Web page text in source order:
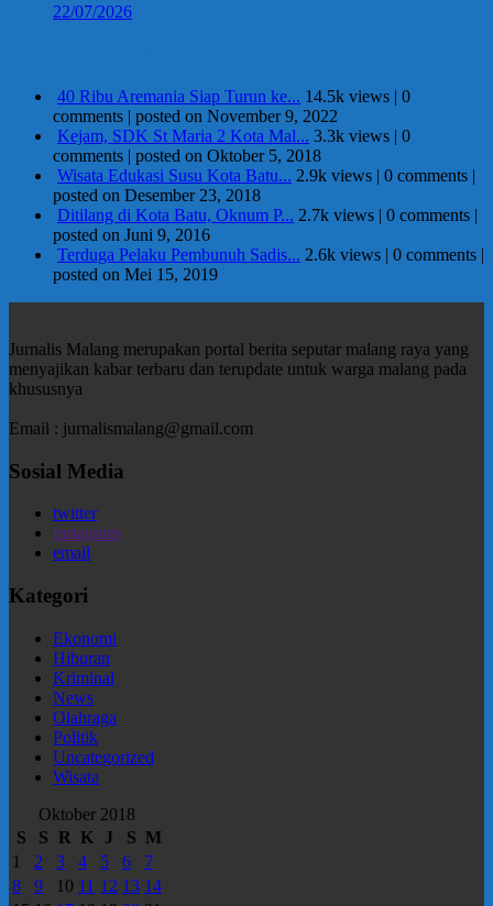
22/07/2026
40 Ribu Aremania Siap Turun ke... 14.5k views | 0
comments | posted on November 9, 2022
Kejam, SDK St Maria 2 Kota Mal... 3.3k views | 0
comments | posted on Oktober 5, 2018
Wisata Edukasi Susu Kota Batu... 2.9k views | 0 comments |
posted on Desember 23, 2018
Ditilang di Kota Batu, Oknum P... 2.7k views | 0 comments |
posted on Juni 9, 2016
Terduga Pelaku Pembunuh Sadis... 2.6k views | 0 comments |
posted on Mei 15, 2019
Jurnalis Malang merupakan portal berita seputar malang raya yang
menyajikan kabar terbaru dan terupdate untuk warga malang pada
khususnya
Email : jurnalismalang@gmail.com
Sosial Media
twitter
instagram
email
Kategori
Ekonomi
Hiburan
Kriminal
News
Olahraga
Politik
Uncategorized
Wisata
Oktober 2018
S
S R K J S M
1
2 3 4 5 6
7
8
9 10 11 12 13 14